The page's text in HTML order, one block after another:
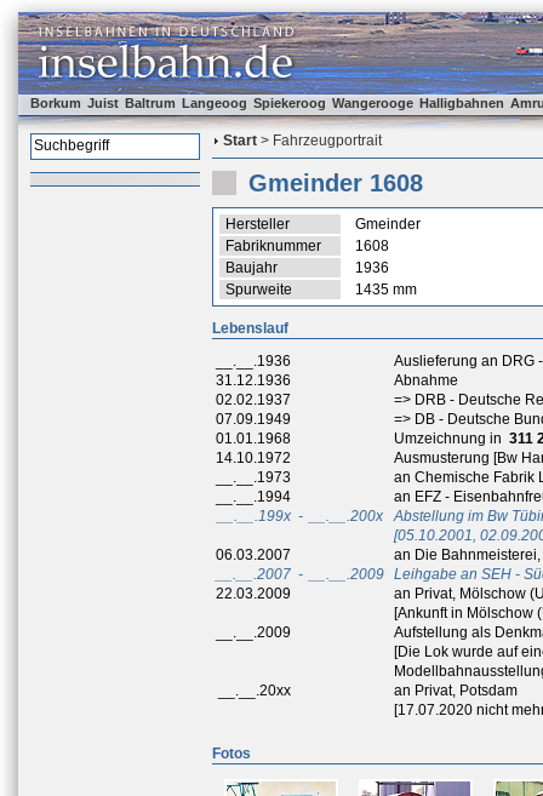
Borkum Juist Baltrum Langeoog Spiekeroog Wangerooge Halligbahnen
Start > Fahrzeugportrait
Gmeinder 1608
Hersteller
Gmeinder
Fabriknummer
1608
Baujahr
1936
Spurweite
1435 mm
Lebenslauf
__.__.1936
Auslieferung an DRG
31.12.1936
Abnahme
02.02.1937
=> DRB - Deutsche
07.09.1949
=> DB - Deutsche
01.01.1968
Umzeichnung in 311
14.10.1972
Ausmusterung [Bw
__.__.1973
an Chemische Fabrik
__.__.1994
an EFZ -
__.__.199x - __.__.200x
Abstellung im Bw
[05.10.2001,
06.03.2007
an Die
__.__.2007 - __.__.2009 Leihgabe an SEH -
22.03.2009
an Privat, Mölschow
[Ankunft in Mölschow
__.__.2009
Aufstellung als
[Die Lok wurde auf
__.__.20xx
an Privat, Potsdam
[17.07.2020 nicht
Fotos